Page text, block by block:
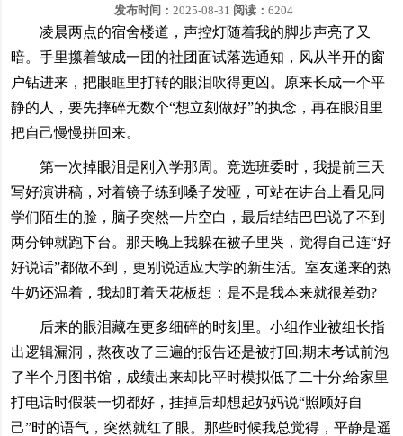
发布时间： 2025-08-31 阅读： 6204
凌晨两点的宿舍楼道，声控灯随着我的脚步声亮了又
暗。手里攥着皱成一团的社团面试落选通知，风从半开的窗
户钻进来，把眼眶里打转的眼泪吹得更凶。原来长成一个平
静的人，要先摔碎无数个“想立刻做好”的执念，再在眼泪里
把自己慢慢拼回来。
第一次掉眼泪是刚入学那周。竞选班委时，我提前三天
写好演讲稿，对着镜子练到嗓子发哑，可站在讲台上看见同
学们陌生的脸，脑子突然一片空白，最后结结巴巴说了不到
两分钟就跑下台。那天晚上我躲在被子里哭，觉得自己连“好
好说话”都做不到，更别说适应大学的新生活。室友递来的热
牛奶还温着，我却盯着天花板想：是不是我本来就很差劲?
后来的眼泪藏在更多细碎的时刻里。小组作业被组长指
出逻辑漏洞，熬夜改了三遍的报告还是被打回;期末考试前泡
了半个月图书馆，成绩出来却比平时模拟低了二十分;给家里
打电话时假装一切都好，挂掉后却想起妈妈说“照顾好自
己”时的语气，突然就红了眼。那些时候我总觉得，平静是遥